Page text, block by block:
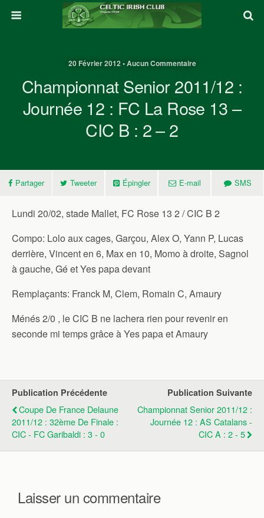
20 Février 2012 • Aucun Commentaire
Championnat Senior 2011/12 :
Journée 12 : FC La Rose 13 –
CIC B : 2 – 2
Partager Tweeter Épingler E-mail SMS
Lundi 20/02, stade Mallet, FC Rose 13 2 / CIC B 2
Compo: Lolo aux cages, Garçou, Alex O, Yann P, Lucas
derrière, Vincent en 6, Max en 10, Momo à droite, Sagnol
à gauche, Gé et Yes papa devant
Remplaçants: Franck M, Clem, Romain C, Amaury
Ménés 2/0 , le CIC B ne lachera rien pour revenir en
seconde mi temps grâce à Yes papa et Amaury
Publication Précédente
Coupe De France Delaune
2011/12 : 32ème De Finale :
CIC - FC Garibaldi : 3 - 0
Publication Suivante
Championnat Senior 2011/12 :
Journée 12 : AS Catalans -
CIC A : 2 - 5
Laisser un commentaire